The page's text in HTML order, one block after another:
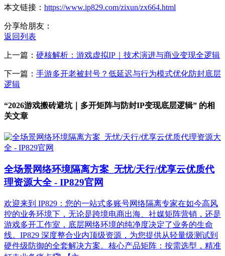
本文链接： https://www.ip829.com/zixun/zx664.html
分享给朋友：
返回列表
上一篇： 硬核解析：游戏虚拟IP｜技术演进与商业变现全逻辑
下一篇： 手游多开老被封号？低延迟与行为模式优化防封底层
逻辑
“2026游戏搬砖避坑｜多开矩阵与防封IP变现底层逻辑” 的相
关文章
全场景网络环境隔离方案_无忧/天行/优享云优质代
理资源大全 - IP829官网
欢迎来到 IP829：您的一站式多账号网络隔离专家在如今高风
控的业务环境下，无论是跨境电商出海、社媒矩阵营销，还是
游戏多开工作室，底层网络环境的纯净度决定了业务的生命
线。IP829 深度整合业内顶级资源，为您提供从轻量级测试到
硬件级防御的全套解决方案。核心产品矩阵：按需选型，精准